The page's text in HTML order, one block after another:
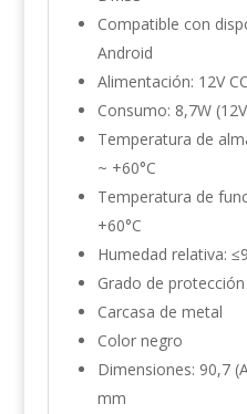
Compatible con
Android
Alimentación: 12V
Consumo: 8,7W
Temperatura de
~ +60°C
Temperatura de
+60°C
Humedad relativa:
Grado de
Carcasa de metal
Color negro
Dimensiones: 90,7
mm